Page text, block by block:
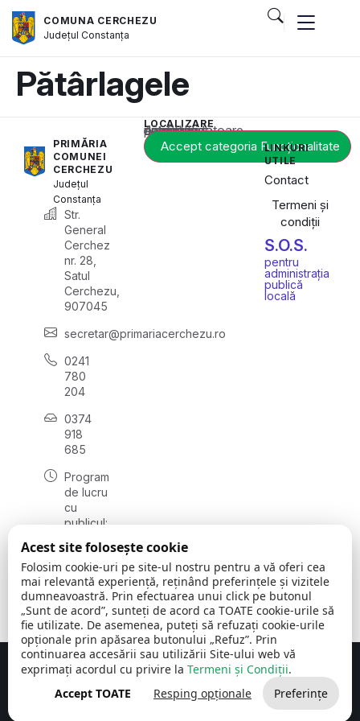
COMUNA CERCHEZU
JudețulConstanța
Pătârlagele
PRIMĂRIA
COMUNEI
CERCHEZU
Județul
Constanța
Str.
General
Cerchez
nr. 28,
Satul
Cerchezu,
907045
secretar@primariacerchezu.ro
0241
780
204
0374
918
685
Program
de lucru
cu
publicul:
08:00 -
16:30
, vineri:
08:00 -
14:00
LOCALIZARE
Acest conținut este blocat până când acceptați categoria corespunzătoare de cookie-uri.
Accept categoria Funcționalitate
LINKURI
UTILE
Contact
Termeni și
condiții
S.O.S.
pentru
administrația
publică
locală
Comuna Cerchezu © 2026Toate drepturile rezervate
Concept realizat de Big Media Relații Publice SRL
Acest site folosește cookie
Folosim cookie-uri pe site-ul nostru pentru a vă oferi cea
mai relevantă experiență, reținând preferințele și vizitele
dumneavoastră. Prin efectuarea unui click pe butonul
„Sunt de acord”, sunteți de acord ca TOATE cookie-urile să
fie utilizate. De asemenea, puteți să refuzați cookie-urile
opționale prin apăsarea butonului „Refuz”. Prin
continuarea accesării sau utilizării Site-ului web vă
exprimați acordul cu privire la Termeni și Condiții.
Accept TOATE
Resping opționale Preferințe